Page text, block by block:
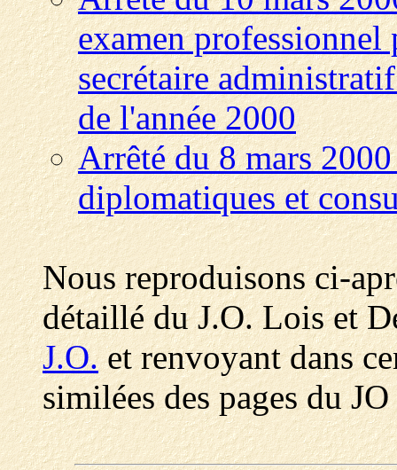
examen professionnel
secrétaire
de l'année 2000
Arrêté du 8 mars
diplomatiques et
Nous reproduisons ci-
détaillé du J.O. Lois et
J.O.et renvoyant dans
similées des pages du JO